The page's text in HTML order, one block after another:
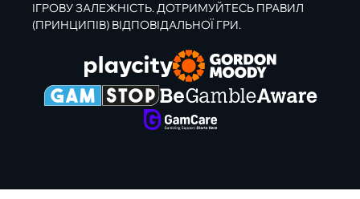
ІГРОВУ ЗАЛЕЖНІСТЬ. ДОТРИМУЙТЕСЬ ПРАВИЛ
(ПРИНЦИПІВ) ВІДПОВІДАЛЬНОЇ ГРИ.